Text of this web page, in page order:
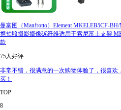
曼富图（Manfrotto）Element MKELEB5CF-
携拍照摄影摄像碳纤维适用于索尼富士支架
款
75人好评
非常不错，很满意的一次购物体验了，很喜
买！
TOP
8